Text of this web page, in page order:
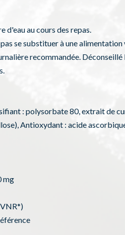
d'eau au cours des repas.
se substituer à une
recommandée.
: polysorbate 80, extrait de
Antioxydant : acide
mg